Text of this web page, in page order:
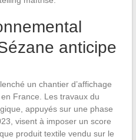
anticipe
un chantier d’affichage
France. Les travaux du
appuyés sur une phase
visent à imposer un score
produit textile vendu sur le